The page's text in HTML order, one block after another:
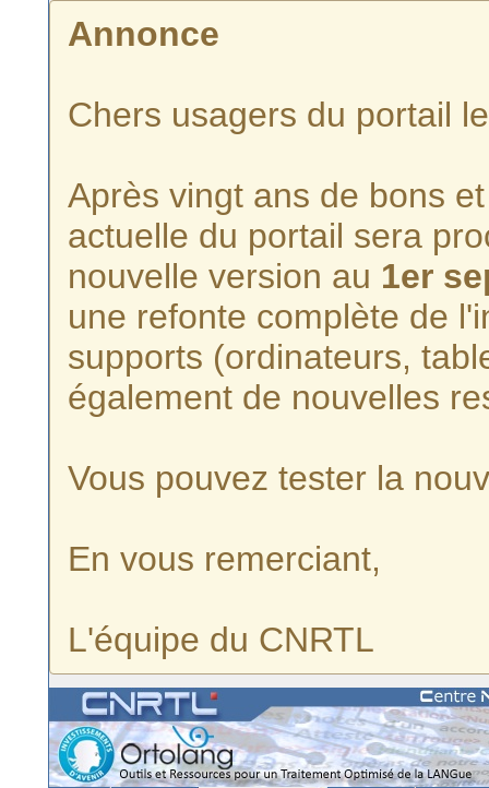
Annonce
Chers usagers du portail
Après vingt ans de bons
actuelle du portail sera
nouvelle version au 1er
une refonte complète de
supports (ordinateurs,
également de nouvelles
Vous pouvez tester la
En vous remerciant,
L'équipe du CNRTL